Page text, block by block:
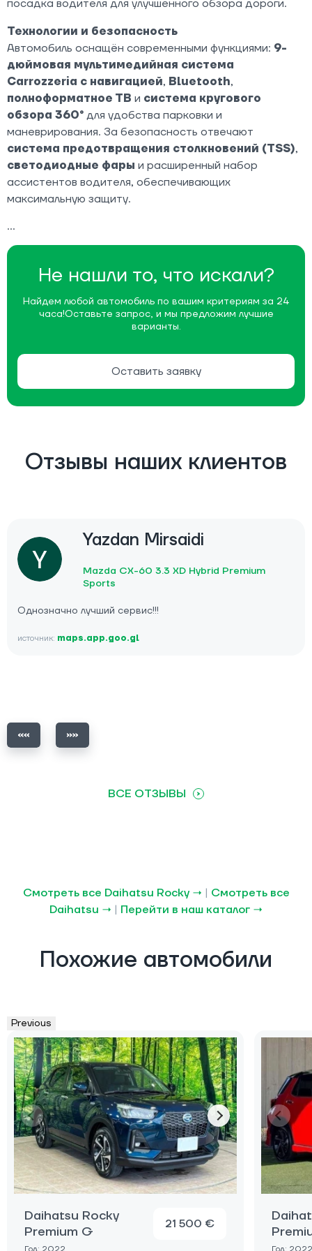
Не нашли то, что искали?
Найдем любой автомобиль по вашим критериям за 24
часа!Оставьте запрос, и мы предложим лучшие
варианты.
Оставить заявку
посадка водителя для улучшенного обзора дороги.
Технологии и безопасность
Автомобиль оснащён современными функциями: 9-
дюймовая мультимедийная система
Carrozzeria с навигацией, Bluetooth,
полноформатное ТВ и система кругового
обзора 360° для удобства парковки и
маневрирования. За безопасность отвечают
система предотвращения столкновений (TSS),
светодиодные фары и расширенный набор
ассистентов водителя, обеспечивающих
максимальную защиту.
Отзывы наших клиентов
Yazdan Mirsaidi
Mazda CX-60 3.3 XD Hybrid Premium
Sports
Однозначно лучший сервис!!!
источник: maps.app.goo.gl
ВСЕ ОТЗЫВЫ
Смотреть все Daihatsu Rocky → | Смотреть все
Daihatsu → | Перейти в наш каталог →
Похожие автомобили
Previous
Daihatsu Rocky
Premium G
21 500 €